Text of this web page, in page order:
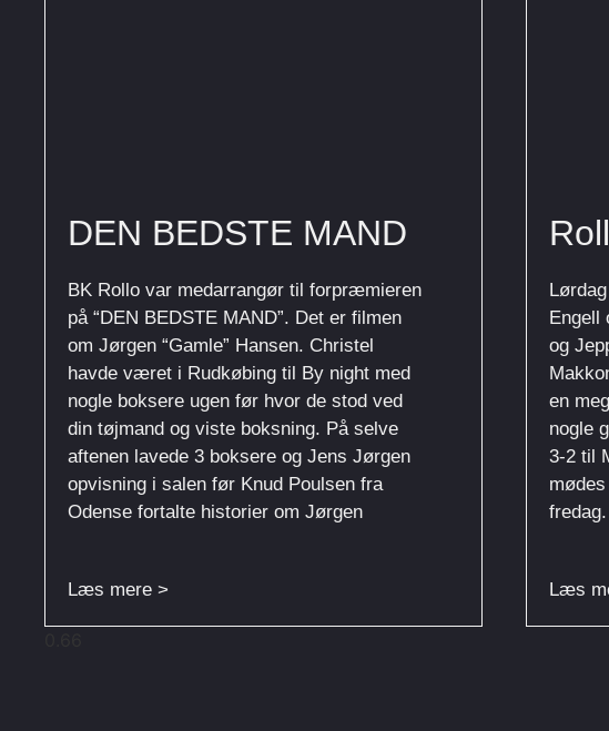
DEN BEDSTE MAND
BK Rollo var medarrangør til forpræmieren
på “DEN BEDSTE MAND”. Det er filmen
om Jørgen “Gamle” Hansen. Christel
havde været i Rudkøbing til By night med
nogle boksere ugen før hvor de stod ved
din tøjmand og viste boksning. På selve
aftenen lavede 3 boksere og Jens Jørgen
opvisning i salen før Knud Poulsen fra
Odense fortalte historier om Jørgen
Læs mere >
Engell
og
en
nogle
3-2 til
Læs